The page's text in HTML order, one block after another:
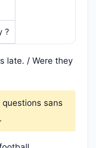
?
late. / Were they
questions sans
.